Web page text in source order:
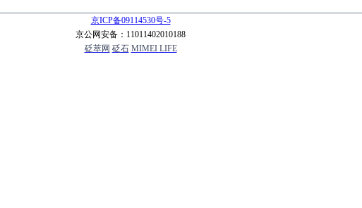
京ICP备09114530号-5
京公网安备：11011402010188
砭萃网 砭石 MIMEI LIFE